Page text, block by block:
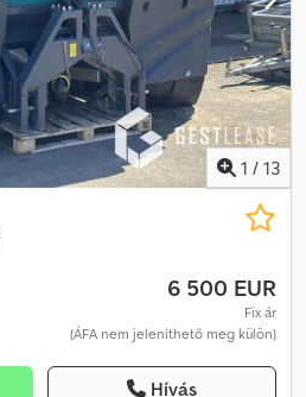
1 / 13
6 500 EUR
Fix ár
(ÁFA nem jeleníthető meg külön)
Hívás